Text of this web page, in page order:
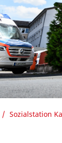
Sozialstation